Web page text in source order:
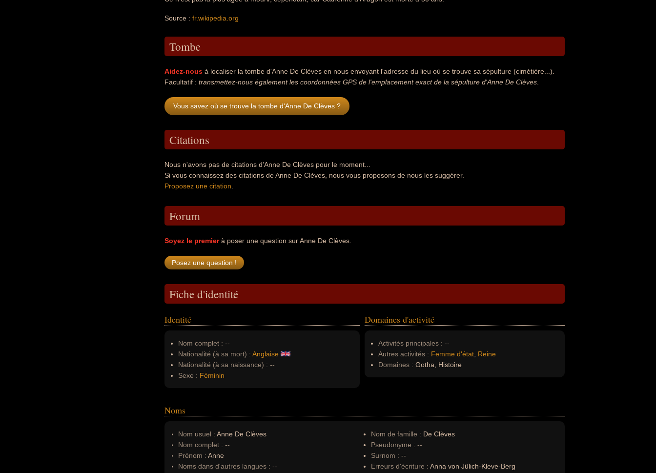
Source : fr.wikipedia.org
Tombe
Aidez-nous à localiser la tombe d'Anne De Clèves en nous envoyant l'adresse du lieu où se trouve sa sépulture (cimétière...).
Facultatif : transmettez-nous également les coordonnées GPS de l'emplacement exact de la sépulture d'Anne De Clèves
Vous savez où se trouve la tombe d'Anne De Clèves ?
Citations
Nous n'avons pas de citations d'Anne De Clèves pour le moment...
Si vous connaissez des citations de Anne De Clèves, nous vous proposons de nous les suggérer.
Proposez une citation
Forum
Soyez le premierà poser une question sur Anne De Clèves.
Fiche d'identité
Identité
Nom complet : --
Nationalité (à sa mort) : Anglaise
Nationalité (à sa naissance) : --
Sexe : Féminin
Domaines d'activité
Activités principales : --
Autres activités : Femme d'état Reine
Domaines : Gotha, Histoire
Noms
Nom usuel : Anne De Clèves
Nom complet : --
Prénom : Anne
Noms dans d'autres langues : --
Nom de famille : De Clèves
Pseudonyme : --
Surnom : --
Erreurs d'écriture : Anna von Jülich-Kleve-Berg